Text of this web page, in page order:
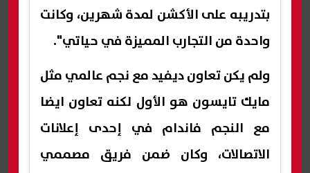
بتدريبه على الأكشن لمدة شهرين، وكانت
واحدة من التجارب المميزة في حياتي".
ولم يكن تعاون ديفيد مع نجم عالمي مثل
مايك تايسون هو الأول لكنه تعاون ايضا
مع النجم فاندام في إحدى إعلانات
الاتصالات، وكان ضمن فريق مصممي